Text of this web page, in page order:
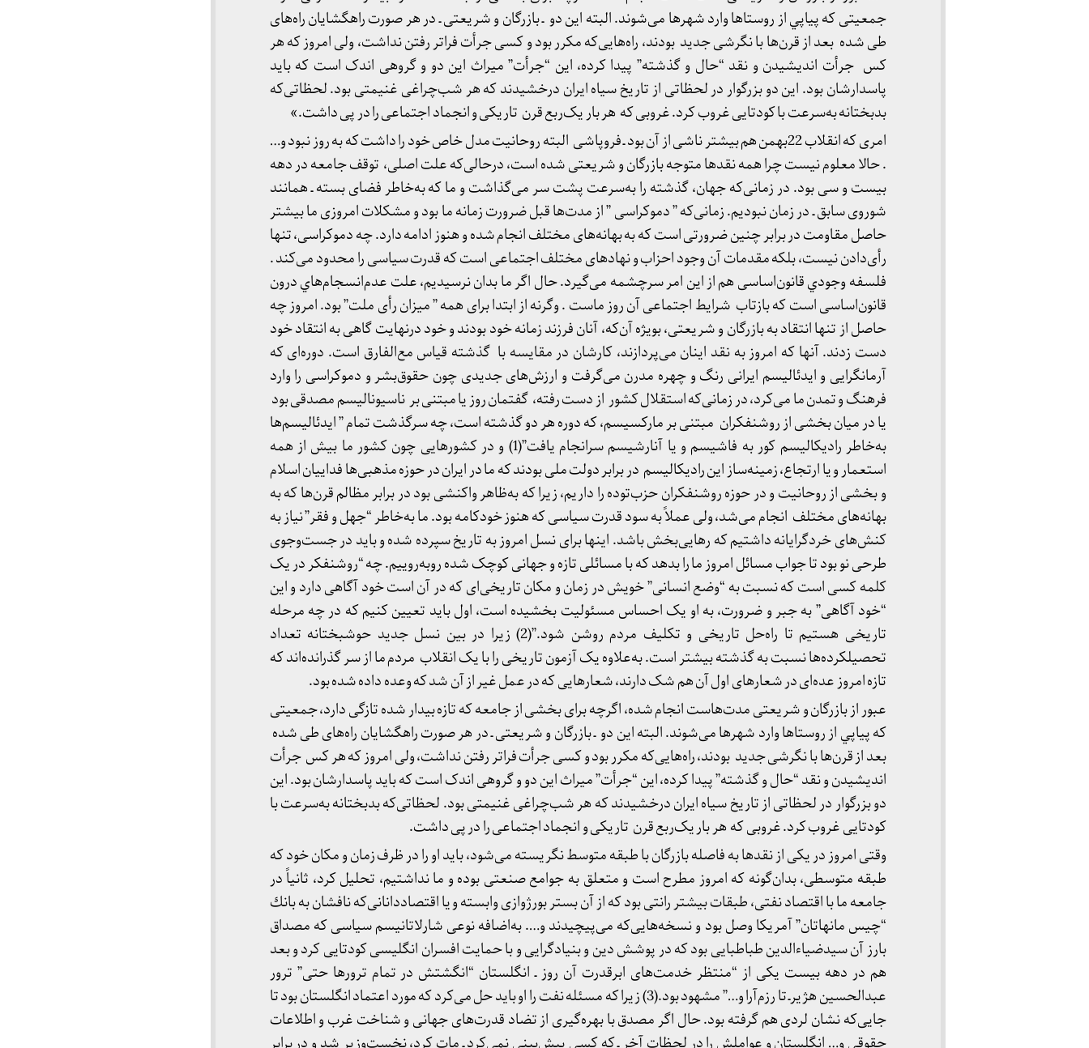
جمعیتی که پياپي از روستاها وارد شهرها می‌شوند. البته این دو ـ بازرگان و شریعتی ـ در هر صورت راهگشایان راه‌های
طی شده بعد از قرن‌ها با نگرشی جدید بودند، راه‌ها‌یی‌که مکرر بود و کسی جرأت فراتر رفتن نداشت، ولی امروز که هر
کس جرأت اندیشیدن و نقد “حال و گذشته” پیدا کرده، این “جرأت” میراث این دو و گروهی‌ اندک است که باید
پاسدارشان بود. این دو بزرگوار در لحظاتی از تاریخ سیاه ایران درخشیدند که هر شب‌چراغی غنیمتی بود. لحظاتی‌‌که
بدبختانه به‌سرعت با کودتایی غروب کرد. غروبی که هر بار یک‌ربع قرن تاریکی و انجماد اجتماعی را در پی داشت.»
امری که انقلاب 22بهمن هم بیشتر ناشی از آن بود ـ فروپاشی البته روحانیت مدل خاص خود را داشت که به روز نبود و…
. حالا معلوم نيست چرا همه نقدها متوجه بازرگان و شریعتی شده است، درحالی‌که علت اصلی، توقف جامعه در دهه
بیست و سی بود. در زمانی‌که جهان، گذشته را به‌سرعت پشت سر می‌گذاشت و ما که به‌خاطر فضای بسته ـ همانند
شوروی سابق ـ در زمان نبودیم. زمانی‌که ” دموکراسی ” از مدت‌ها قبل ضرورت زمانه ما بود و مشکلات امروزی ما بیشتر
حاصل مقاومت در برابر چنین ضرورتی است که به بهانه‌های مختلف انجام شده و هنوز ادامه دارد. چه دموکراسی، تنها
رأی‌دادن نیست، بلکه مقدمات آن وجود احزاب و نهادهای مختلف اجتماعی است که قدرت سیاسی را محدود می‌کند .
فلسفه وجودي قانون‌اساسی هم از این امر سرچشمه می‌گیرد. حال اگر ما بدان نرسیدیم، علت عدم‌انسجام‌هاي درون
قانون‌اساسی است که بازتاب شرایط اجتماعی آن روز ماست . وگرنه از ابتدا برای همه ” میزان رأی ملت” بود. امروز چه
حاصل از تنها انتقاد به بازرگان و شریعتی، بویژه آن‌که، آنان فرزند زمانه خود بودند و خود درنهایت گاهی به انتقاد خود
دست زدند. آنها که امروز به نقد اینان می‌پردازند، کارشان در مقایسه با گذشته قیاس مع‌الفارق است. دوره‌ای که
آرمانگرایی و ایدئالیسم ایرانی رنگ و چهره مدرن می‌گرفت و ارزش‌های جدیدی چون حقوق‌بشر و دموکراسی را وارد
فرهنگ و تمدن ما می‌کرد، در زمانی‌که استقلال کشور از دست رفته، گفتمان روز یا مبتنی بر ناسیونالیسم مصدقی بود
یا در میان بخشی از روشنفکران مبتنی بر مارکسیسم، که دوره هر دو گذشته است، چه سرگذشت تمام ” ایدئالیسم‌ها
به‌خاطر رادیکالیسم کور به فاشیسم و یا آنارشیسم سرانجام یافت”(1) و در کشورهایی چون كشور ما بیش از همه
استعمار و یا ارتجاع، زمینه‌ساز این رادیکالیسم در برابر دولت ملی بودند که ما در ایران در حوزه مذهبی‌ها فداییان اسلام
و بخشی از روحانیت و در حوزه روشنفکران حزب‌توده را داریم، زیرا که به‌ظاهر واکنشی بود در برابر مظالم قرن‌ها که به
بهانه‌های مختلف انجام می‌شد، ولی عملاً به سود قدرت سیاسی که هنوز خودکامه بود. ما به‌خاطر “جهل و فقر” نیاز به
کنش‌های خردگرایانه داشتیم که رهایی‌بخش باشد. اینها برای نسل امروز به‌ تاریخ سپرده شده و باید در جست‌وجوی
طرحی نو بود تا جواب مسائل امروز ما را بدهد که با مسائلی تازه و جهانی کوچک شده روبه‌روییم. چه “روشنفکر در یک
کلمه کسی است که نسبت به “وضع انسانی” خویش در زمان و مکان تاریخی‌ای که در آن است خود آگاهی دارد و این
“خود آگاهی” به جبر و ضرورت، به او یک احساس مسئولیت بخشیده است، اول باید تعیين کنیم که در چه مرحله
تاریخی هستیم تا راه‌حل تاریخی و تکلیف مردم روشن شود.”(2) زيرا در بین نسل جدید حوشبختانه تعداد
تحصیلکرده‌ها نسبت به گذشته بیشتر است. به‌علاوه یک آزمون تاریخی را با یک انقلاب مردم ما از سر گذرانده‌اند که
تازه امروز عده‌ای در شعارهای اول آن هم شک دارند، شعارهایی که در عمل غیر از آن شد که وعده داده شده بود.
عبور از بازرگان و شریعتی مدت‌هاست انجام شده، اگرچه برای بخشی از جامعه که تازه بیدار شده تازگی دارد، جمعیتی
که پياپي از روستاها وارد شهرها می‌شوند. البته این دو ـ بازرگان و شریعتی ـ در هر صورت راهگشایان راه‌های طی شده
بعد از قرن‌ها با نگرشی جدید بودند، راه‌ها‌یی‌که مکرر بود و کسی جرأت فراتر رفتن نداشت، ولی امروز که هر کس جرأت
اندیشیدن و نقد “حال و گذشته” پیدا کرده، این “جرأت” میراث این دو و گروهی‌ اندک است که باید پاسدارشان بود. این
دو بزرگوار در لحظاتی از تاریخ سیاه ایران درخشیدند که هر شب‌چراغی غنیمتی بود. لحظاتی‌‌که بدبختانه به‌سرعت با
کودتایی غروب کرد. غروبی که هر بار یک‌ربع قرن تاریکی و انجماد اجتماعی را در پی داشت.
وقتی امروز در یکی از نقدها به فاصله بازرگان با طبقه متوسط نگریسته می‌شود، باید او را در ظرف زمان و مکان خود که
طبقه متوسطی، بدان‌گونه که امروز مطرح است و متعلق به جوامع صنعتی بوده و ما نداشتیم، تحلیل کرد، ثانیاً در
جامعه ما با اقتصاد نفتی، طبقات بیشتر رانتی بود که از آن بستر بورژوازی وابسته و یا اقتصاددانانی‌که نافشان به بانك
“چیس مانهاتان” آمریکا وصل بود و نسخه‌هایی‌که می‌پيچیدند و…. به‌اضافه نوعی شارلاتانیسم سیاسی که مصداق
بارز آن سیدضیاءالدین طباطبایی بود که در پوشش دین و بنیادگرایی و با حمایت افسران انگلیسی کودتایی کرد و بعد
هم در دهه بیست یکی از “منتظر خدمت‌های ابرقدرت آن روز ـ انگلستان “انگشتش در تمام ترورها حتی” ترور
عبدالحسین هژیرـ تا رزم‌آرا و…” مشهود بود.(3) زیرا که مسئله نفت را او باید حل می‌کرد که مورد اعتماد انگلستان بود تا
جایی‌که نشان لردی هم گرفته بود. حال اگر مصدق با بهره‌گیری از تضاد قدرت‌های جهانی و شناخت غرب و اطلاعات